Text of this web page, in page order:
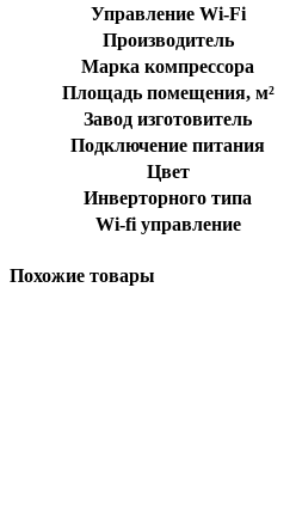
Управление Wi-Fi
Производитель
Марка компрессора
Площадь помещения, м²
Завод изготовитель
Подключение питания
Цвет
Инверторного типа
Wi-fi управление
Похожие товары